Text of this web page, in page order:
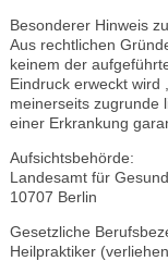
Besonderer Hinweis
Aus rechtlichen
keinem der
Eindruck erweckt wird
meinerseits zugrunde
einer Erkrankung
Aufsichtsbehörde:
Landesamt für
10707 Berlin
Gesetzliche
Heilpraktiker